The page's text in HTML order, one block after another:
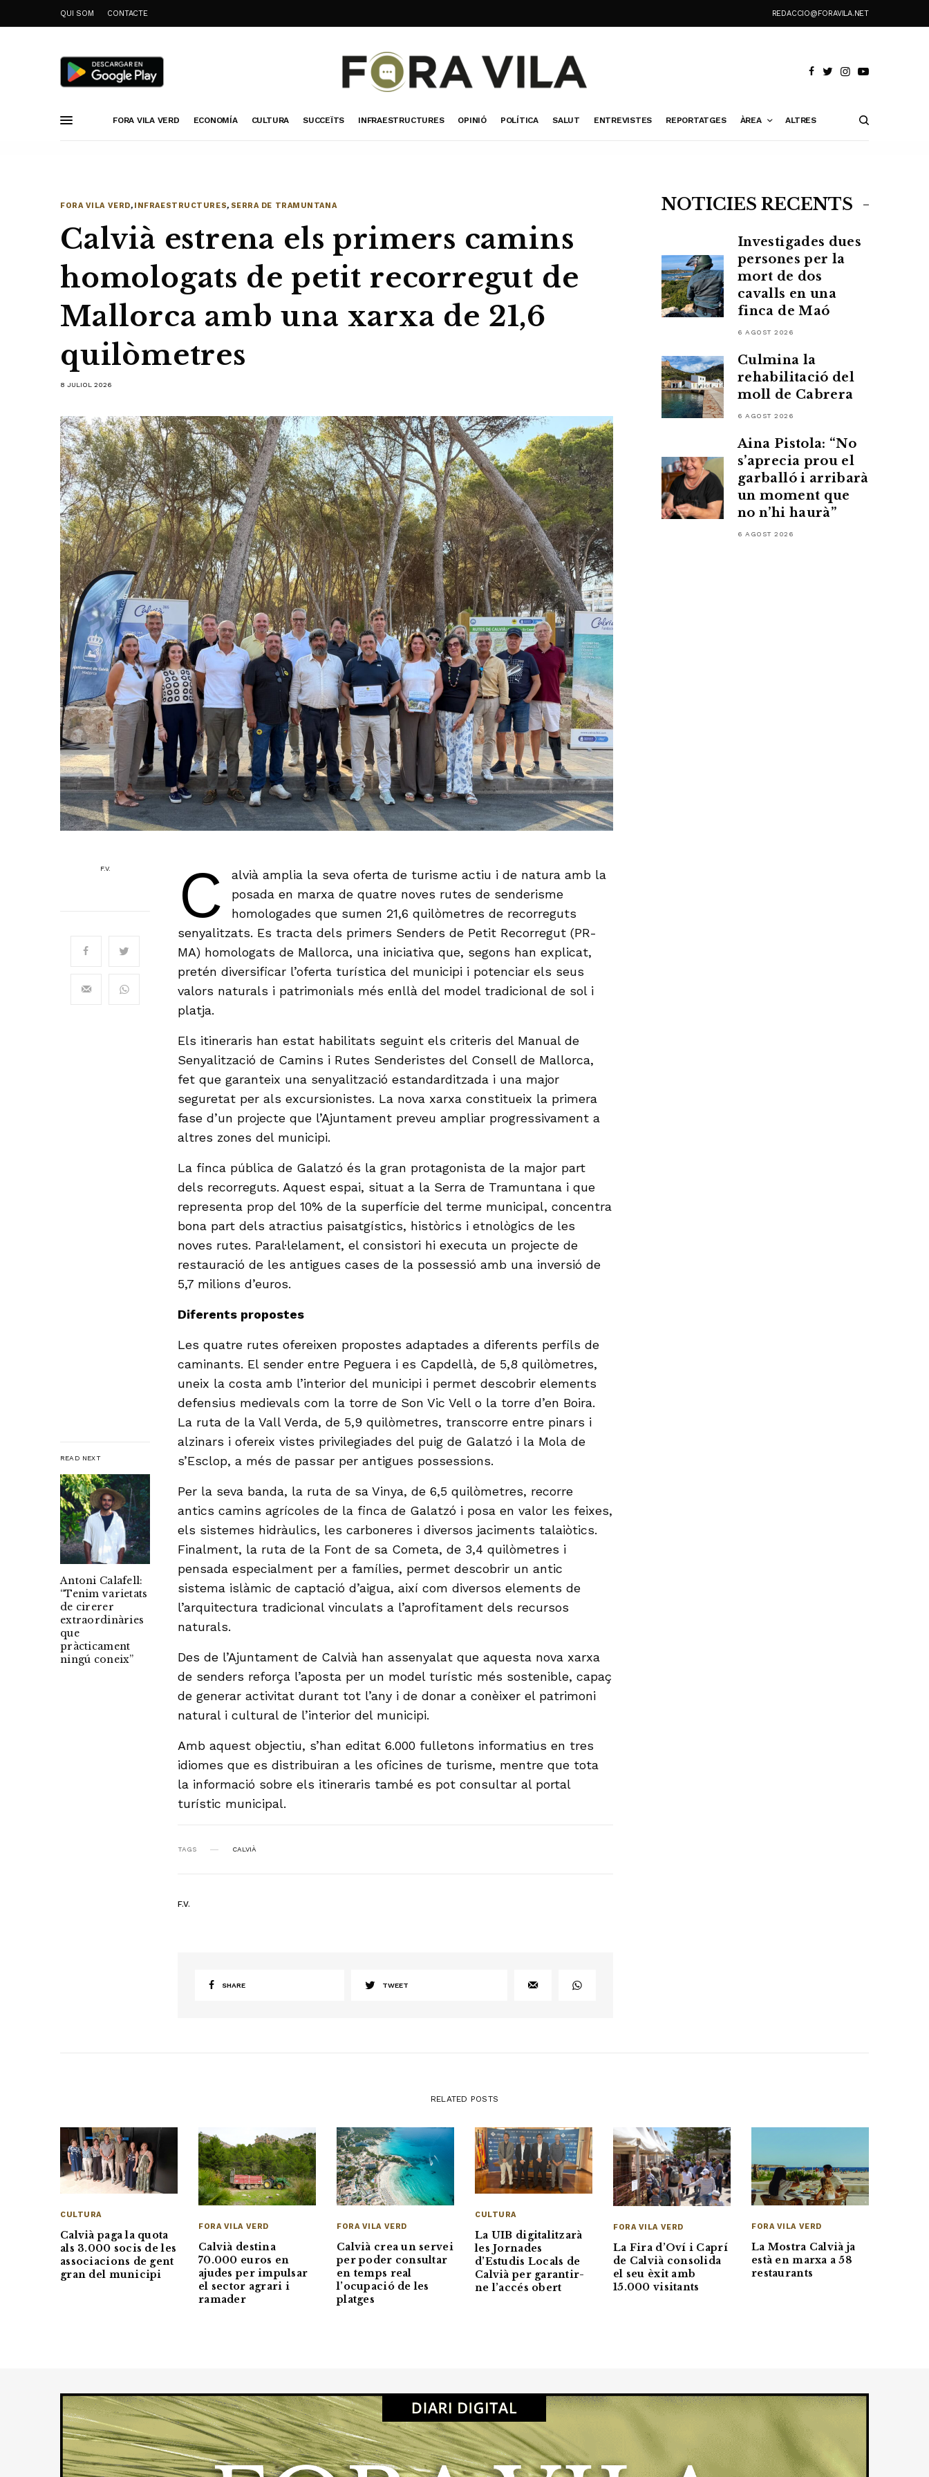
QUI SOM CONTACTE REDACCIO@FORAVILA.NET
FORA VILA VERD ECONOMÍA CULTURA SUCCEÏTS INFRAESTRUCTURES OPINIÓ POLÍTICA SALUT ENTREVISTES REPORTATGES ÀREA ALTRES
FORA VILA VERD, INFRAESTRUCTURES, SERRA DE TRAMUNTANA
Calvià estrena els primers camins
homologats de petit recorregut de
Mallorca amb una xarxa de 21,6
quilòmetres
8 JULIOL 2026
F.V.
READ NEXT
Antoni Calafell:
“Tenim varietats
de cirerer
extraordinàries
que
pràcticament
ningú coneix”
C
alvià amplia la seva oferta de turisme actiu i de natura amb la
posada en marxa de quatre noves rutes de senderisme
homologades que sumen 21,6 quilòmetres de recorreguts
senyalitzats. Es tracta dels primers Senders de Petit Recorregut (PR-
MA) homologats de Mallorca, una iniciativa que, segons han explicat,
pretén diversificar l’oferta turística del municipi i potenciar els seus
valors naturals i patrimonials més enllà del model tradicional de sol i
platja.
Els itineraris han estat habilitats seguint els criteris del Manual de
Senyalització de Camins i Rutes Senderistes del Consell de Mallorca,
fet que garanteix una senyalització estandarditzada i una major
seguretat per als excursionistes. La nova xarxa constitueix la primera
fase d’un projecte que l’Ajuntament preveu ampliar progressivament a
altres zones del municipi.
La finca pública de Galatzó és la gran protagonista de la major part
dels recorreguts. Aquest espai, situat a la Serra de Tramuntana i que
representa prop del 10% de la superfície del terme municipal, concentra
bona part dels atractius paisatgístics, històrics i etnològics de les
noves rutes. Paral·lelament, el consistori hi executa un projecte de
restauració de les antigues cases de la possessió amb una inversió de
5,7 milions d’euros.
Diferents propostes
Les quatre rutes ofereixen propostes adaptades a diferents perfils de
caminants. El sender entre Peguera i es Capdellà, de 5,8 quilòmetres,
uneix la costa amb l’interior del municipi i permet descobrir elements
defensius medievals com la torre de Son Vic Vell o la torre d’en Boira.
La ruta de la Vall Verda, de 5,9 quilòmetres, transcorre entre pinars i
alzinars i ofereix vistes privilegiades del puig de Galatzó i la Mola de
s’Esclop, a més de passar per antigues possessions.
Per la seva banda, la ruta de sa Vinya, de 6,5 quilòmetres, recorre
antics camins agrícoles de la finca de Galatzó i posa en valor les feixes,
els sistemes hidràulics, les carboneres i diversos jaciments talaiòtics.
Finalment, la ruta de la Font de sa Cometa, de 3,4 quilòmetres i
pensada especialment per a famílies, permet descobrir un antic
sistema islàmic de captació d’aigua, així com diversos elements de
l’arquitectura tradicional vinculats a l’aprofitament dels recursos
naturals.
Des de l’Ajuntament de Calvià han assenyalat que aquesta nova xarxa
de senders reforça l’aposta per un model turístic més sostenible, capaç
de generar activitat durant tot l’any i de donar a conèixer el patrimoni
natural i cultural de l’interior del municipi.
Amb aquest objectiu, s’han editat 6.000 fulletons informatius en tres
idiomes que es distribuiran a les oficines de turisme, mentre que tota
la informació sobre els itineraris també es pot consultar al portal
turístic municipal.
TAGS CALVIÀ
F.V.
SHARE TWEET
NOTÍCIES RECENTS
Investigades dues
persones per la
mort de dos
cavalls en una
finca de Maó
6 AGOST 2026
Culmina la
rehabilitació del
moll de Cabrera
6 AGOST 2026
Aina Pistola: “No
s’aprecia prou el
garballó i arribarà
un moment que
no n’hi haurà”
6 AGOST 2026
RELATED POSTS
CULTURA
Calvià paga la quota
als 3.000 socis de les
associacions de gent
gran del municipi
FORA VILA VERD
Calvià destina
70.000 euros en
ajudes per impulsar
el sector agrari i
ramader
FORA VILA VERD
Calvià crea un servei
per poder consultar
en temps real
l’ocupació de les
platges
CULTURA
La UIB digitalitzarà
les Jornades
d’Estudis Locals de
Calvià per garantir-
ne l’accés obert
FORA VILA VERD
La Fira d’Oví i Caprí
de Calvià consolida
el seu èxit amb
15.000 visitants
FORA VILA VERD
La Mostra Calvià ja
està en marxa a 58
restaurants